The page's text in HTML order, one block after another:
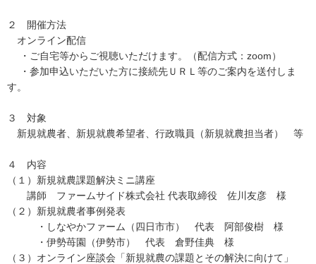
２ 開催方法
オンライン配信
・ご自宅等からご視聴いただけます。（配信方式：zoom）
・参加申込いただいた方に接続先ＵＲＬ等のご案内を送付しま
す。
３ 対象
新規就農者、新規就農希望者、行政職員（新規就農担当者） 等
４ 内容
（１）新規就農課題解決ミニ講座
講師 ファームサイド株式会社 代表取締役 佐川友彦 様
（２）新規就農者事例発表
・しなやかファーム（四日市市） 代表 阿部俊樹 様
・伊勢苺園（伊勢市） 代表 倉野佳典 様
（３）オンライン座談会「新規就農の課題とその解決に向けて」